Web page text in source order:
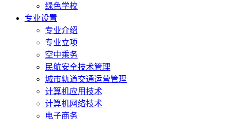
绿色学校
专业设置
专业介绍
专业立项
空中乘务
民航安全技术管理
城市轨道交通运营管理
计算机应用技术
计算机网络技术
电子商务